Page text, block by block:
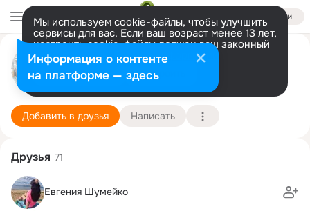
Войти
Мы используем cookie-файлы, чтобы улучшить
сервисы для вас. Если ваш возраст менее 13 лет,
настроить cookie-файлы должен ваш законный
представитель. Больше информации
Разрешить все Настроить
Виктор Молчанов
Москва 16 марта (51 год)
Добавить в друзья Написать
Друзья 71
Евгения Шумейко
Информация о контенте
на платформе — здесь